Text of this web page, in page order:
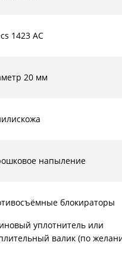
1423 AC
20 мм
напыление
блокираторы
уплотнитель или
валик (по